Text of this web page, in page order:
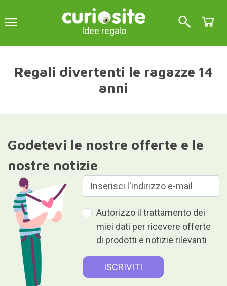
Idee regalo
Regali divertenti le ragazze 14
anni
Godetevi le nostre offerte e le
nostre notizie
Autorizzo il trattamento dei
miei dati per ricevere offerte
di prodotti e notizie rilevanti